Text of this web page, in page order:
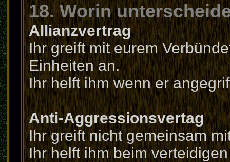
18. Worin
Allianzvertrag
Ihr greift mit eurem
Einheiten an.
Ihr helft ihm wenn er
Anti-Aggressionsvertag
Ihr greift nicht gemeinsam
Ihr helft ihm beim verteidigen